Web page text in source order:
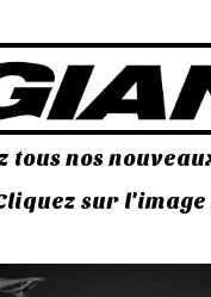
tous nos
sur l'image